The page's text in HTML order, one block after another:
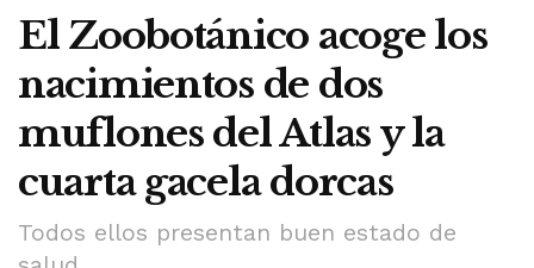
El Zoobotánico acoge los
nacimientos de dos
muflones del Atlas y la
cuarta gacela dorcas
Todos ellos presentan buen estado de